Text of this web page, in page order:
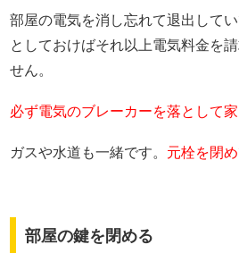
部屋の電気を消し忘れて退出して
としておけばそれ以上電気料金を
せん。
必ず電気のブレーカーを落として
ガスや水道も一緒です。 元栓を閉
部屋の鍵を閉める